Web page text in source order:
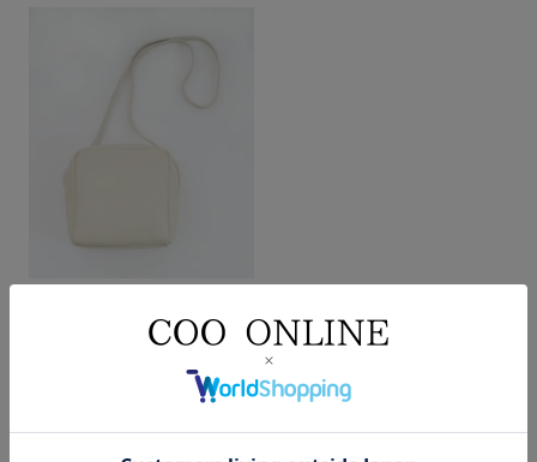
パンツ 大人カジュアル シャツ
ブラウス